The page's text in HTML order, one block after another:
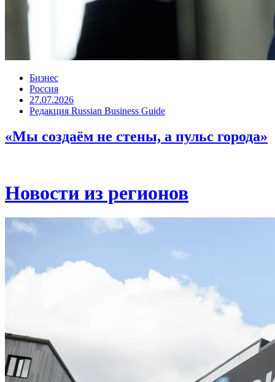
Бизнес
Россия
27.07.2026
Редакция Russian Business Guide
«Мы создаём не стены, а пульс города»
Новости из регионов